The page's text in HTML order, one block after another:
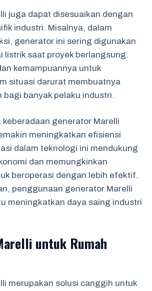
juga dapat disesuaikan dengan
industri. Misalnya, dalam
generator ini sering digunakan
listrik saat proyek berlangsung.
kemampuannya untuk
situasi darurat membuatnya
bagi banyak pelaku industri.
keberadaan generator Marelli
meningkatkan efisiensi
dalam teknologi ini mendukung
dan memungkinkan
beroperasi dengan lebih efektif.
penggunaan generator Marelli
meningkatkan daya saing industri
untuk Rumah
merupakan solusi canggih untuk